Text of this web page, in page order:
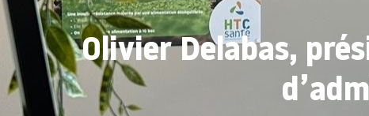
Olivier Delabas,